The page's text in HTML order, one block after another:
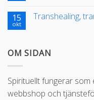
15
okt
Transhealing,
OM SIDAN
Spirituellt fungerar
webbshop och